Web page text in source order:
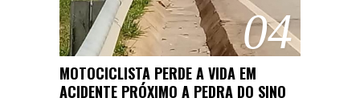
04
MOTOCICLISTA PERDE A VIDA EM
ACIDENTE PRÓXIMO A PEDRA DO SINO